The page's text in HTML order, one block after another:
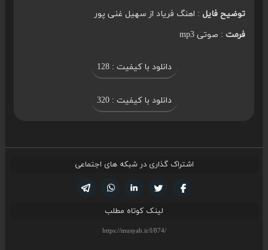
توضیح فایل: اهنگ فریاد از سهیل غنی پور
فرمت: صوتی mp3
دانلود با کیفیت : 128
دانلود با کیفیت : 320
اشتراک گذاری در شبکه های اجتماعی
لینکدین تویتر
فیسوک
لینک کوتاه مطلب